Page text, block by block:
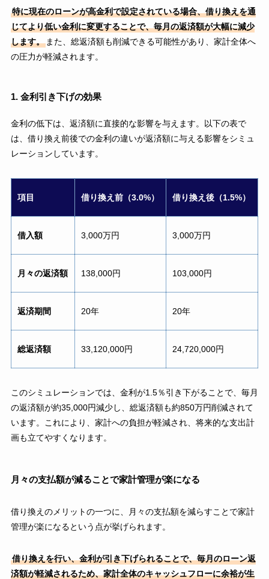
特に現在のローンが高金利で設定されている場合、借り換えを通
じてより低い金利に変更することで、毎月の返済額が大幅に減少
します。また、総返済額も削減できる可能性があり、家計全体へ
の圧力が軽減されます。
1. 金利引き下げの効果
金利の低下は、返済額に直接的な影響を与えます。以下の表で
は、借り換え前後での金利の違いが返済額に与える影響をシミュ
レーションしています。
項目 借り換え前（3.0%） 借り換え後（1.5%）
借入額 3,000万円 3,000万円
月々の返済額 138,000円 103,000円
返済期間 20年 20年
総返済額 33,120,000円 24,720,000円
このシミュレーションでは、金利が1.5％引き下がることで、毎月
の返済額が約35,000円減少し、総返済額も約850万円削減されて
います。これにより、家計への負担が軽減され、将来的な支出計
画も立てやすくなります。
月々の支払額が減ることで家計管理が楽になる
借り換えのメリットの一つに、月々の支払額を減らすことで家計
管理が楽になるという点が挙げられます。
借り換えを行い、金利が引き下げられることで、毎月のローン返
済額が軽減されるため、家計全体のキャッシュフローに余裕が生